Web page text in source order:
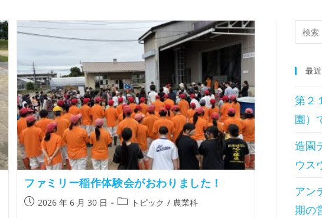
ファミリー稲作体験会がおわりました！
2026 年 6 月 30 日 トピック / 農業科
最
第２
園）
造園
ウス
アン
期の